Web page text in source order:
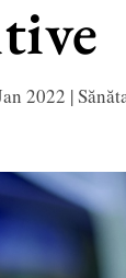
2022 |